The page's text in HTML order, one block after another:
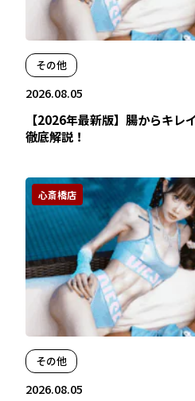
その他
2026.08.05
【2026年最新版】腸からキレ
徹底解説！
心斎橋店
その他
2026.08.05